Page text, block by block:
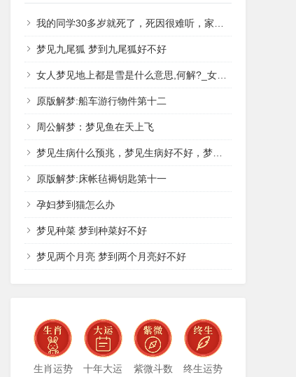
我的同学30多岁就死了，死因很难听，家人对外说是癌症
梦见九尾狐 梦到九尾狐好不好
女人梦见地上都是雪是什么意思,何解?_女人梦见地上白白的雪好吗
原版解梦:船车游行物件第十二
周公解梦：梦见鱼在天上飞
梦见生病什么预兆，梦见生病好不好，梦见生病什么意思
原版解梦:床帐毡褥钥匙第十一
孕妇梦到猫怎么办
梦见种菜 梦到种菜好不好
梦见两个月亮 梦到两个月亮好不好
生肖运势 十年大运 紫微斗数 终生运势